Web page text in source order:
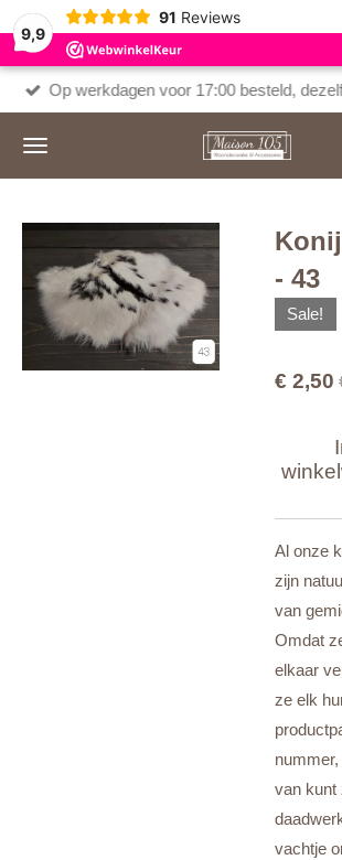
9,9
91 Reviews
Op werkdagen voor 17:00 besteld,
- 43
Sale!
€ 2,50
Al onze
zijn
van
Omdat
elkaar
ze elk
van kunt
vachtje